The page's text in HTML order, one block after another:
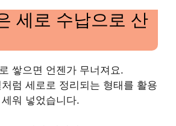
세로 수납으로 산
쌓으면 언젠가 무너져요.
럼 세로로 정리되는 형태를 활용
워 넣었습니다.